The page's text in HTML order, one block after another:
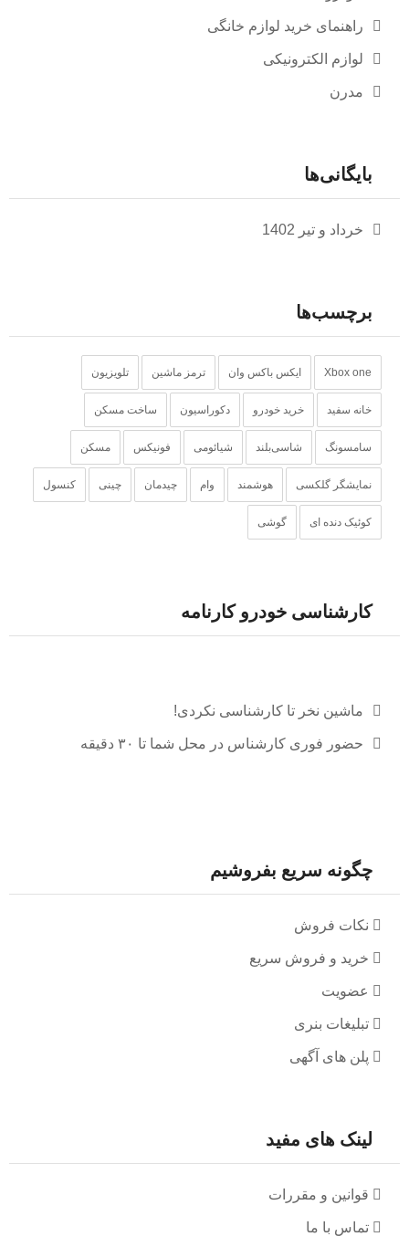
راهنمای خرید لوازم خانگی
لوازم الکترونیکی
مدرن
بایگانی‌ها
خرداد و تیر 1402
برچسب‌ها
Xbox one ایکس باکس وان ترمز ماشین تلویزیون
خانه سفید خرید خودرو دکوراسیون ساخت مسکن
سامسونگ شاسی‌بلند شیائومی فونیکس مسکن
نمایشگر گلکسی هوشمند وام چیدمان چینی کنسول
کوئیک دنده ای گوشی‌
کارشناسی خودرو کارنامه
ماشین نخر تا کارشناسی نکردی!
حضور فوری کارشناس در محل شما تا ۳۰ دقیقه
چگونه سریع بفروشیم
نکات فروش
خرید و فروش سریع
عضویت
تبلیغات بنری
پلن های آگهی
لینک های مفید
قوانین و مقررات
تماس با ما